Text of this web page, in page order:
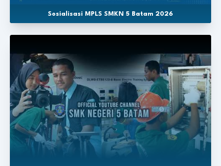
Sosialisasi MPLS SMKN 5 Batam 2026